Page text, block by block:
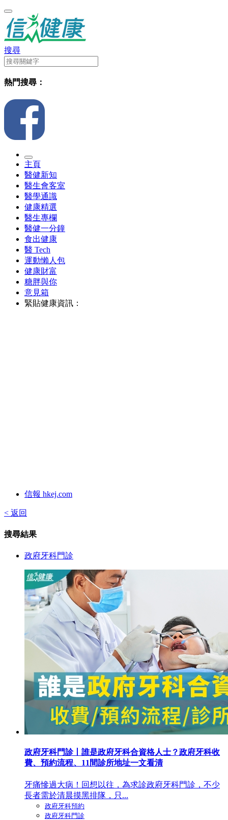
搜尋
熱門搜尋：
主頁
醫健新知
醫生會客室
醫學通識
健康精選
醫生專欄
醫健一分鐘
食出健康
醫 Tech
運動懶人包
健康財富
糖胖與你
意見箱
緊貼健康資訊：
信報 hkej.com
< 返回
搜尋結果
政府牙科門診
政府牙科門診丨誰是政府牙科合資格人士？政府牙科收
費、預約流程、11間診所地址一文看清
牙痛慘過大病！回想以往，為求診政府牙科門診，不少
長者需於清晨摸黑排隊，只...
政府牙科預約
政府牙科門診